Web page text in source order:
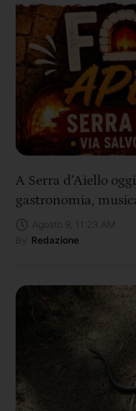
A Serra d’Aiello
gastronomia,
Redazione